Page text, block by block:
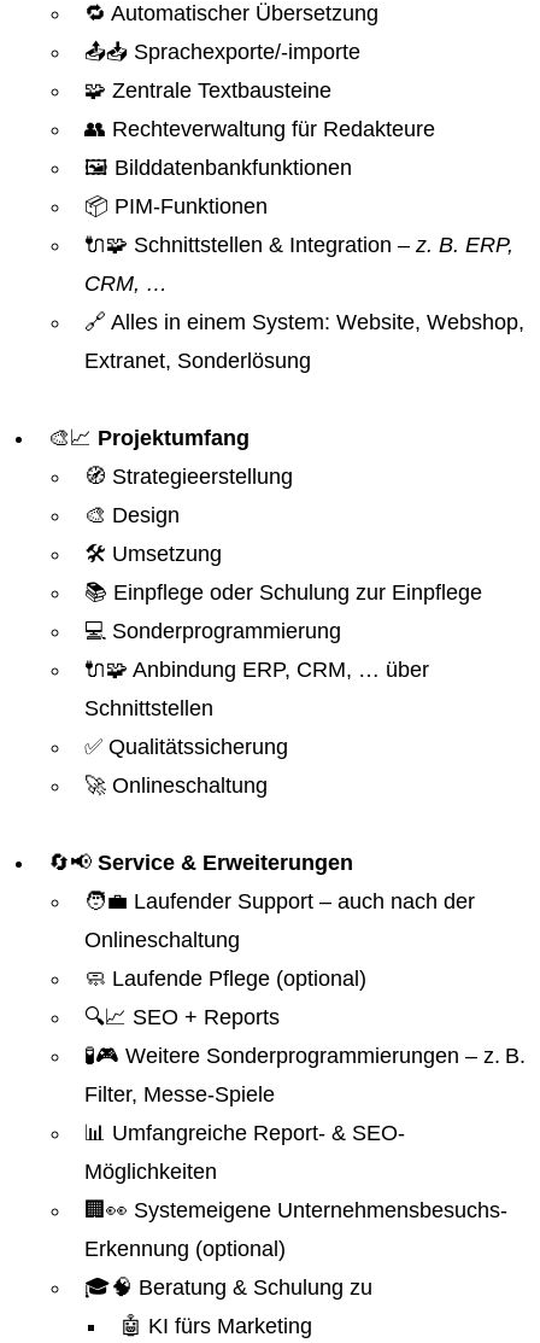
🔁 Automatischer Übersetzung
📤📥 Sprachexporte/-importe
🧩 Zentrale Textbausteine
👥 Rechteverwaltung für Redakteure
🖼️ Bilddatenbankfunktionen
📦 PIM-Funktionen
🔌🧩 Schnittstellen & Integration – z. B. ERP,
CRM, …
🔗 Alles in einem System: Website, Webshop,
Extranet, Sonderlösung
🎨📈 Projektumfang
🧭 Strategieerstellung
🎨 Design
🛠️ Umsetzung
📚 Einpflege oder Schulung zur Einpflege
💻 Sonderprogrammierung
🔌🧩 Anbindung ERP, CRM, … über
Schnittstellen
✅ Qualitätssicherung
🚀 Onlineschaltung
🔄📢 Service & Erweiterungen
🧑‍💼 Laufender Support – auch nach der
Onlineschaltung
🧼 Laufende Pflege (optional)
🔍📈 SEO + Reports
🧪🎮 Weitere Sonderprogrammierungen – z. B.
Filter, Messe-Spiele
📊 Umfangreiche Report- & SEO-
Möglichkeiten
🏢👀 Systemeigene Unternehmensbesuchs-
Erkennung (optional)
🎓🧠 Beratung & Schulung zu
🤖 KI fürs Marketing